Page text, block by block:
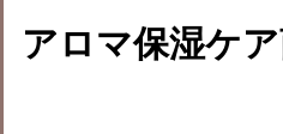
アロマ保湿ケ